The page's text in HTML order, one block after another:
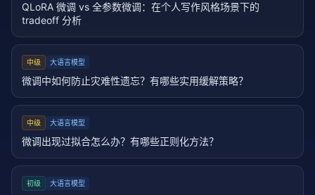
QLoRA 微调 vs 全参数微调：在个人写作风格场景下的
tradeoff 分析
中级 大语言模型
微调中如何防止灾难性遗忘？有哪些实用缓解策略？
中级 大语言模型
微调出现过拟合怎么办？有哪些正则化方法？
初级 大语言模型